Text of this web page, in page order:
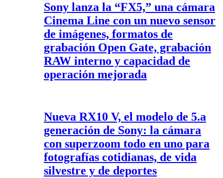
Sony lanza la “FX5,” una cámara
Cinema Line con un nuevo sensor
de imágenes, formatos de
grabación Open Gate, grabación
RAW interno y capacidad de
operación mejorada
Nueva RX10 V, el modelo de 5.a
generación de Sony: la cámara
con superzoom todo en uno para
fotografías cotidianas, de vida
silvestre y de deportes